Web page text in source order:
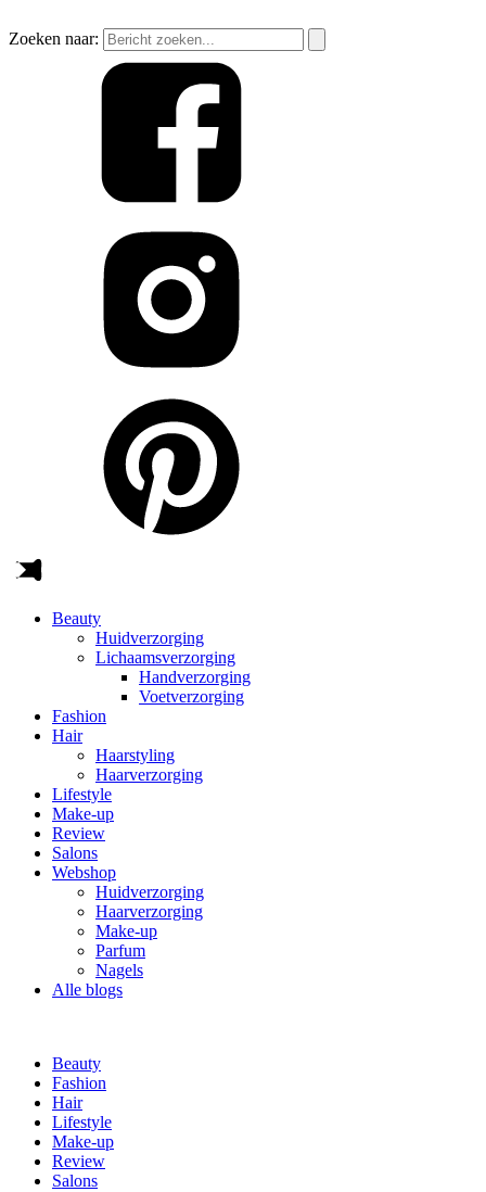
Zoeken naar:
Beauty
Huidverzorging
Lichaamsverzorging
Handverzorging
Voetverzorging
Fashion
Hair
Haarstyling
Haarverzorging
Lifestyle
Make-up
Review
Salons
Webshop
Huidverzorging
Haarverzorging
Make-up
Parfum
Nagels
Alle blogs
Beauty
Fashion
Hair
Lifestyle
Make-up
Review
Salons